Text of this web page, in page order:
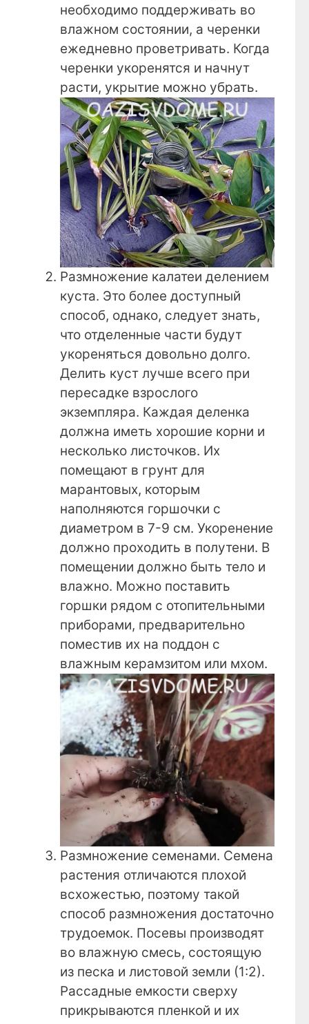
необходимо поддерживать во
влажном состоянии, а черенки
ежедневно проветривать. Когда
черенки укоренятся и начнут
расти, укрытие можно убрать.
Размножение калатеи делением
куста. Это более доступный
способ, однако, следует знать,
что отделенные части будут
укореняться довольно долго.
Делить куст лучше всего при
пересадке взрослого
экземпляра. Каждая деленка
должна иметь хорошие корни и
несколько листочков. Их
помещают в грунт для
марантовых, которым
наполняются горшочки с
диаметром в 7-9 см. Укоренение
должно проходить в полутени. В
помещении должно быть тело и
влажно. Можно поставить
горшки рядом с отопительными
приборами, предварительно
поместив их на поддон с
влажным керамзитом или мхом.
Размножение семенами. Семена
растения отличаются плохой
всхожестью, поэтому такой
способ размножения достаточно
трудоемок. Посевы производят
во влажную смесь, состоящую
из песка и листовой земли (1:2).
Рассадные емкости сверху
прикрываются пленкой и их